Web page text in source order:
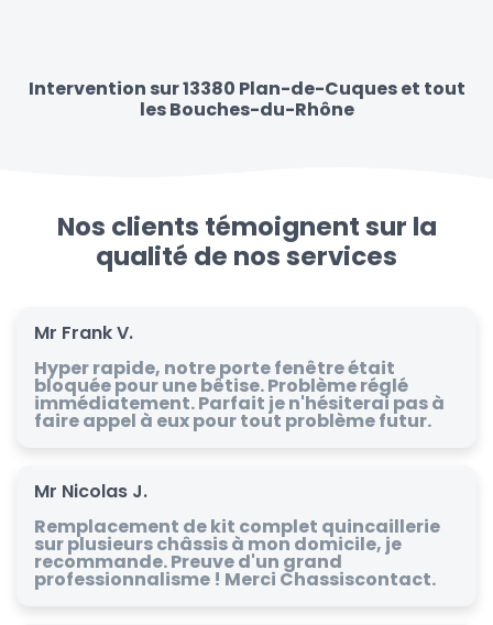
Intervention sur 13380 Plan-de-Cuques et tout
les Bouches-du-Rhône
Nos clients témoignent sur la
qualité de nos services
Mr Frank V.
Hyper rapide, notre porte fenêtre était
bloquée pour une bêtise. Problème réglé
immédiatement. Parfait je n'hésiterai pas à
faire appel à eux pour tout problème futur.
Mr Nicolas J.
Remplacement de kit complet quincaillerie
sur plusieurs châssis à mon domicile, je
recommande. Preuve d'un grand
professionnalisme ! Merci Chassiscontact.